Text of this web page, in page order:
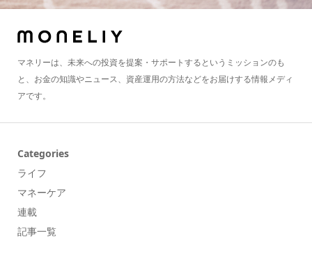
マネリーは、未来への投資を提案・サポートするというミッションのも
と、お金の知識やニュース、資産運用の方法などをお届けする情報メディ
アです。
Categories
ライフ
マネーケア
連載
記事一覧